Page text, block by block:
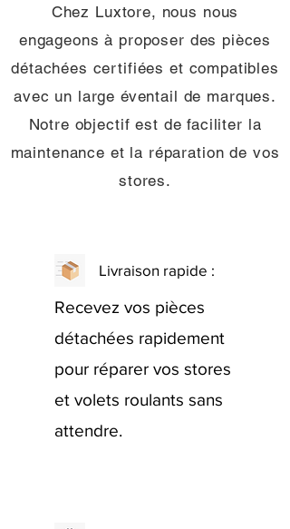
Chez Luxtore, nous nous
engageons à proposer des pièces
détachées certifiées et compatibles
avec un large éventail de marques.
Notre objectif est de faciliter la
maintenance et la réparation de vos
stores.
Livraison rapide :
Recevez vos pièces
détachées rapidement
pour réparer vos stores
et volets roulants sans
attendre.